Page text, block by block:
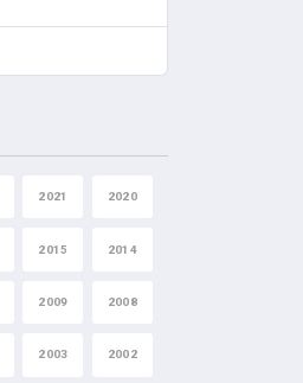
2021 2020
2015 2014
2009 2008
2003 2002